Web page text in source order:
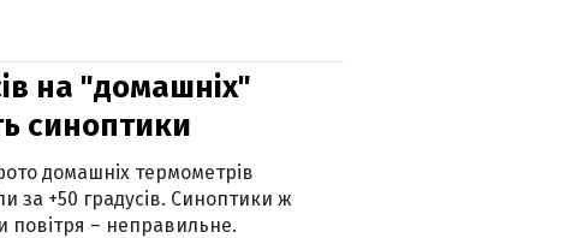
на "домашніх"
синоптики
домашніх термометрів
за +50 градусів. Синоптики ж
– неправильне.